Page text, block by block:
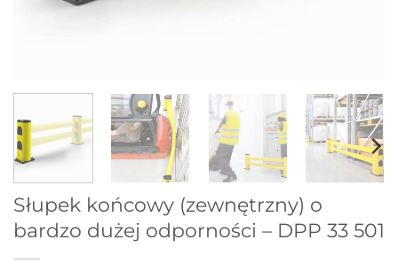
Słupek końcowy (zewnętrzny) o
bardzo dużej odporności – DPP 33 501